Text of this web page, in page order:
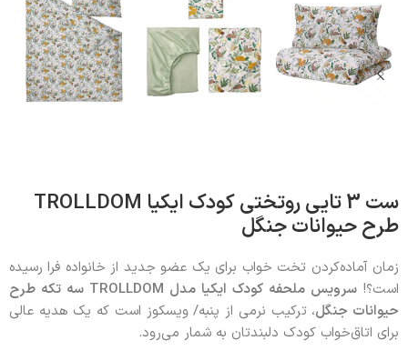
ست 3 تایی روتختی کودک ایکیا TROLLDOM
طرح حیوانات جنگل
زمان آماده‌کردن تخت خواب برای یک عضو جدید از خانواده فرا رسیده
است؟! سرویس ملحفه کودک ایکیا مدل TROLLDOM سه تکه طرح
حیوانات جنگل، ترکیب نرمی از پنبه/ ویسکوز است که یک هدیه عالی
برای اتاق‌خواب کودک دلبندتان به شمار می‌رود.